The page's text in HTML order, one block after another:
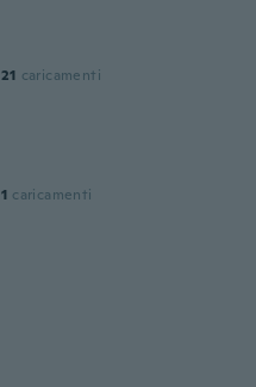
21 caricamenti
1 caricamenti